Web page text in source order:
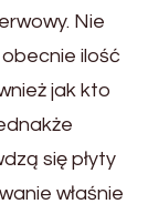
Nie
ilość
jak kto
się płyty
właśnie